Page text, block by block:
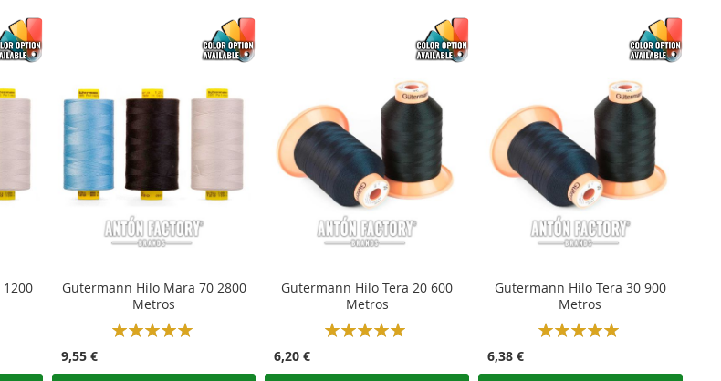
Gutermann Hilo Mara 70 2800
Metros
Rating:
9,55 €
Gutermann Hilo Tera 20 600
Metros
Rating:
6,20 €
Gutermann Hilo Tera 30 900
Metros
Rating:
6,38 €